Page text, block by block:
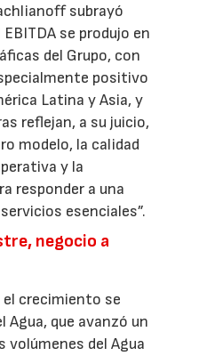
subrayó
se produjo en
del Grupo, con
positivo
Latina y Asia, y
reflejan, a su juicio,
modelo, la calidad
y la
responder a una
esenciales”.
negocio a
el crecimiento se
Agua, que avanzó un
volúmenes del Agua